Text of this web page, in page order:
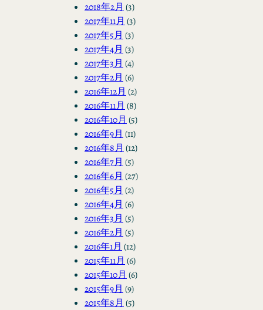
2018年2月 (3)
2017年11月 (3)
2017年5月 (3)
2017年4月 (3)
2017年3月 (4)
2017年2月 (6)
2016年12月 (2)
2016年11月 (8)
2016年10月 (5)
2016年9月 (11)
2016年8月 (12)
2016年7月 (5)
2016年6月 (27)
2016年5月 (2)
2016年4月 (6)
2016年3月 (5)
2016年2月 (5)
2016年1月 (12)
2015年11月 (6)
2015年10月 (6)
2015年9月 (9)
2015年8月 (5)